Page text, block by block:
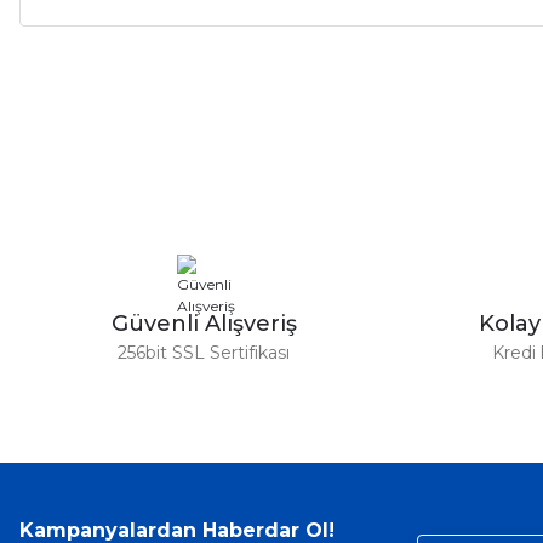
Ürün fiyatı diğer sitelerden daha pahalı.
Bu ürüne benzer farklı alternatifler olmalı.
Güvenli Alışveriş
256bit SSL Sertifikası Kredi
Kampanyalardan Haberdar Ol!